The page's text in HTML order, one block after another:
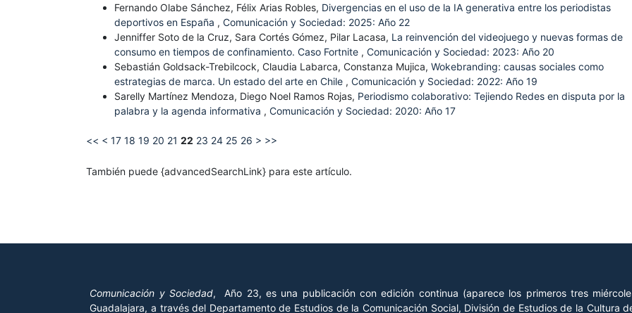
Fernando Olabe Sánchez, Félix Arias Robles, Divergencias en el uso de la IA generativa entre los periodistas
deportivos en España , Comunicación y Sociedad: 2025: Año 22
Jenniffer Soto de la Cruz, Sara Cortés Gómez, Pilar Lacasa, La reinvención del videojuego y nuevas formas de
consumo en tiempos de confinamiento. Caso Fortnite , Comunicación y Sociedad: 2023: Año 20
Sebastián Goldsack-Trebilcock, Claudia Labarca, Constanza Mujica, Wokebranding: causas sociales como
estrategias de marca. Un estado del arte en Chile , Comunicación y Sociedad: 2022: Año 19
Sarelly Martínez Mendoza, Diego Noel Ramos Rojas, Periodismo colaborativo: Tejiendo Redes en disputa por la
palabra y la agenda informativa , Comunicación y Sociedad: 2020: Año 17
<< < 17 18 19 20 21 22 23 24 25 26 > >>
También puede {advancedSearchLink} para este artículo.
Comunicación y Sociedad, Año 23, es una publicación con edición continua (aparece los primeros tres
Guadalajara, a través del Departamento de Estudios de la Comunicación Social, División de Estudios de la Cultura